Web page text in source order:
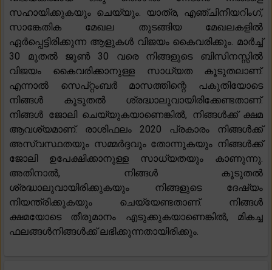
സഹായിക്കുകയും ചെയ്യും. യാത്ര, എഞ്ചിനീയറിംഗ്,
സാങ്കേതിക മേഖല തുടങ്ങിയ മേഖലകളിൽ
ഏർപ്പെട്ടിരിക്കുന്ന ആളുകൾ വിജയം കൈവരിക്കും. മാർച്ച്
30 മുതൽ ജൂൺ 30 വരെ നിങ്ങളുടെ ബിസിനസ്സിൽ
വിജയം കൈവരിക്കാനുള്ള സാധ്യത കൂടുതലാണ്.
എന്നാൽ സെപ്റ്റംബർ മാസത്തിന്റെ പകുതിയോടെ
നിങ്ങൾ കൂടുതൽ ശ്രദ്ധാലുവായിരിക്കേണ്ടതാണ്.
നിങ്ങൾ ജോലി ചെയ്യുകയാണെങ്കിൽ, നിങ്ങൾക്ക് ക്ഷമ
ആവശ്യമാണ്. രാശിഫലം 2020 പ്രകാരം നിങ്ങൾക്ക്
അസ്വസ്ഥതയും സമ്മർദ്ദവും തോന്നുകയും നിങ്ങൾക്ക്
ജോലി ഉപേക്ഷിക്കാനുള്ള സാധ്യതയും കാണുന്നു.
അതിനാൽ, നിങ്ങൾ കൂടുതൽ
ശ്രദ്ധാലുവായിരിക്കുകയും നിങ്ങളുടെ ദേഷ്യം
നിയന്ത്രിക്കുകയും ചെയ്യേണ്ടതാണ്. നിങ്ങൾ
ക്ഷമയോടെ തീരുമാനം എടുക്കുകയാണെങ്കിൽ, മികച്ച
ഫലങ്ങൾനിങ്ങൾക്ക് ലഭിക്കുന്നതായിരിക്കും.